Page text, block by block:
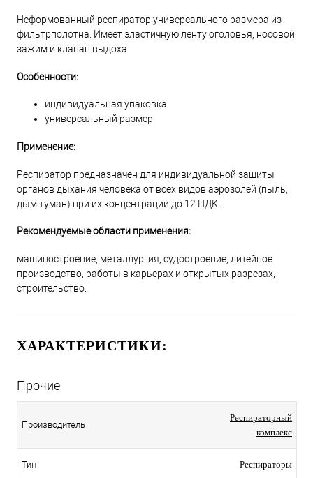
Неформованный респиратор универсального размера из
фильтрполотна. Имеет эластичную ленту оголовья, носовой
зажим и клапан выдоха.
Особенности:
индивидуальная упаковка
универсальный размер
Применение:
Респиратор предназначен для индивидуальной защиты
органов дыхания человека от всех видов аэрозолей (пыль,
дым туман) при их концентрации до 12 ПДК.
Рекомендуемые области применения:
машиностроение, металлургия, судостроение, литейное
производство, работы в карьерах и открытых разрезах,
строительство.
ХАРАКТЕРИСТИКИ:
Прочие
Производитель
Респираторный
комплекс
Тип Респираторы